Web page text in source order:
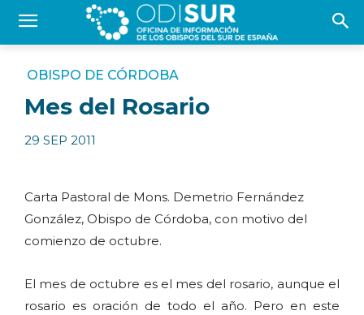
OBISPO DE CÓRDOBA
Mes del Rosario
29 SEP 2011
Carta Pastoral de Mons. Demetrio Fernández
González, Obispo de Córdoba, con motivo del
comienzo de octubre.
El mes de octubre es el mes del rosario, aunque el
rosario es oración de todo el año. Pero en este